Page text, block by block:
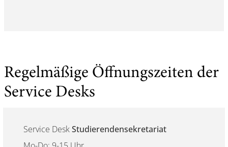
Regelmäßige Öffnungszeiten der
Service Desks
Service DeskStudierendensekretariat